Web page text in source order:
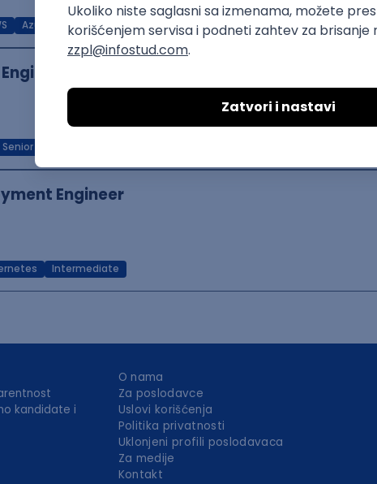
Azure Golang Cloud Intermediate
Senior
Engineer
Intermediate
kandidate i
O nama
Za poslodavce
Uslovi korišćenja
Politika privatnosti
Uklonjeni profili poslodavaca
Za medije
Kontakt